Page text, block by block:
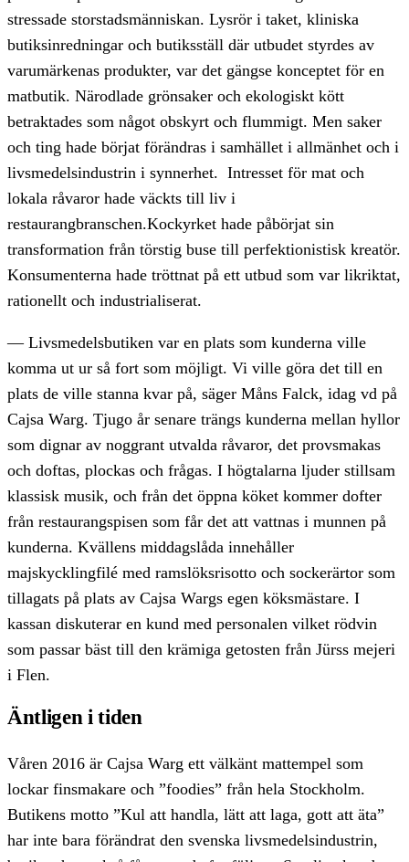
stressade storstadsmänniskan. Lysrör i taket, kliniska
butiksinredningar och butiksställ där utbudet styrdes av
varumärkenas produkter, var det gängse konceptet för en
matbutik. Närodlade grönsaker och ekologiskt kött
betraktades som något obskyrt och flummigt. Men saker
och ting hade börjat förändras i samhället i allmänhet och i
livsmedelsindustrin i synnerhet. Intresset för mat och
lokala råvaror hade väckts till liv i
restaurangbranschen.Kockyrket hade påbörjat sin
transformation från törstig buse till perfektionistisk kreatör.
Konsumenterna hade tröttnat på ett utbud som var likriktat,
rationellt och industrialiserat.
— Livsmedelsbutiken var en plats som kunderna ville
komma ut ur så fort som möjligt. Vi ville göra det till en
plats de ville stanna kvar på, säger Måns Falck, idag vd på
Cajsa Warg. Tjugo år senare trängs kunderna mellan hyllor
som dignar av noggrant utvalda råvaror, det provsmakas
och doftas, plockas och frågas. I högtalarna ljuder stillsam
klassisk musik, och från det öppna köket kommer dofter
från restaurangspisen som får det att vattnas i munnen på
kunderna. Kvällens middagslåda innehåller
majskycklingfilé med ramslöksrisotto och sockerärtor som
tillagats på plats av Cajsa Wargs egen köksmästare. I
kassan diskuterar en kund med personalen vilket rödvin
som passar bäst till den krämiga getosten från Jürss mejeri
i Flen.
Äntligen i tiden
Våren 2016 är Cajsa Warg ett välkänt mattempel som
lockar finsmakare och ”foodies” från hela Stockholm.
Butikens motto ”Kul att handla, lätt att laga, gott att äta”
har inte bara förändrat den svenska livsmedelsindustrin,